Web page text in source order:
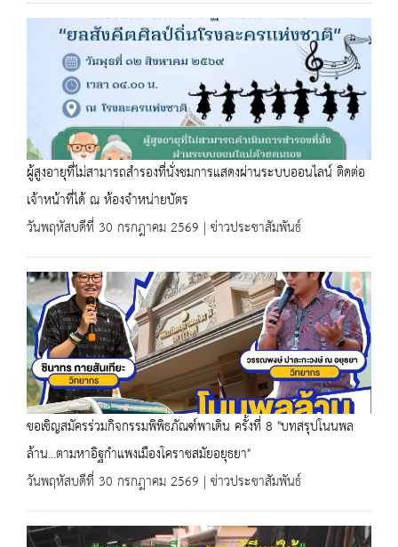
ผู้สูงอายุที่ไม่สามารถสำรองที่นั่งชมการแสดงผ่านระบบออนไลน์ ติดต่อ
เจ้าหน้าที่ได้ ณ ห้องจำหน่ายบัตร
วันพฤหัสบดีที่ 30 กรกฎาคม 2569 | ข่าวประชาสัมพันธ์
ขอเชิญสมัครร่วมกิจกรรมพิพิธภัณฑ์พาเดิน ครั้งที่ 8 "บทสรุปโนนพล
ล้าน...ตามหาอิฐกำแพงเมืองโคราชสมัยอยุธยา"
วันพฤหัสบดีที่ 30 กรกฎาคม 2569 | ข่าวประชาสัมพันธ์